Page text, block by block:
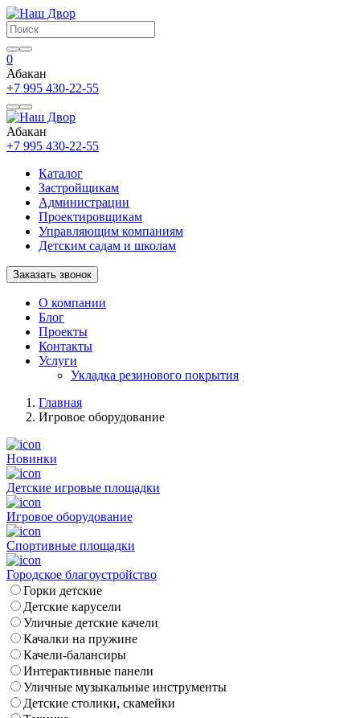
0
Абакан
+7 995 430-22-55
Абакан
+7 995 430-22-55
Каталог
Застройщикам
Администрации
Проектировщикам
Управляющим компаниям
Детским садам и школам
Заказать звонок
О компании
Блог
Проекты
Контакты
Услуги
Укладка резинового покрытия
Главная
Игровое оборудование
Новинки
Детские игровые площадки
Игровое оборудование
Спортивные площадки
Городское благоустройство
Горки детские
Детские карусели
Уличные детские качели
Качалки на пружине
Качели-балансиры
Интерактивные панели
Уличные музыкальные инструменты
Детские столики, скамейки